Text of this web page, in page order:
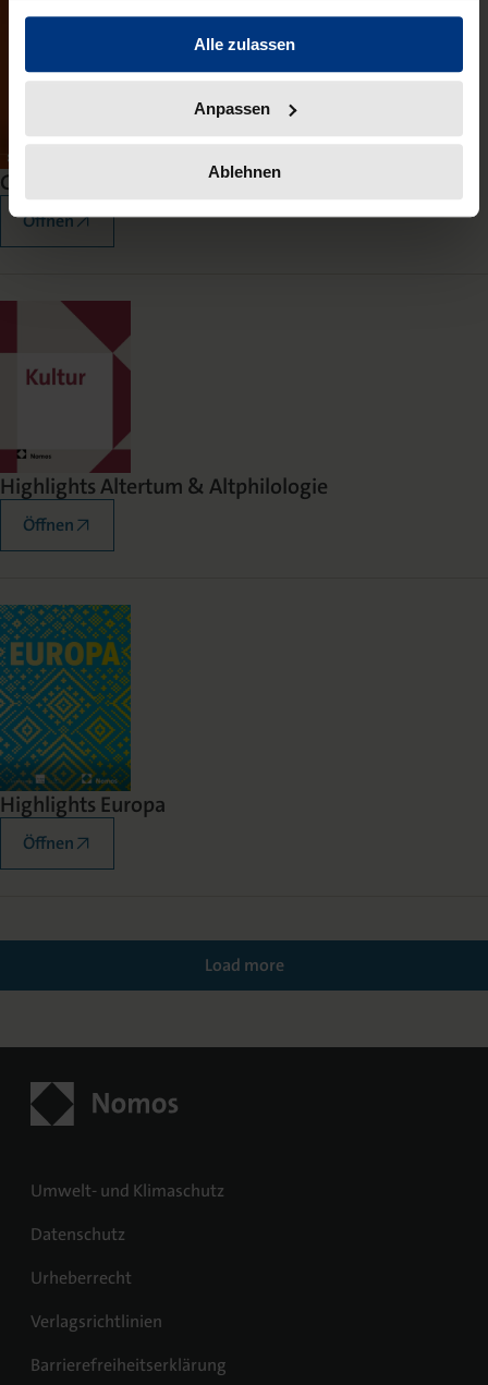
gesammelt haben.
Alle zulassen
Anpassen
Ablehnen
Gesetze für soziale Arbeit
Öffnen
Highlights Altertum & Altphilologie
Öffnen
Highlights Europa
Öffnen
Load more
Umwelt- und Klimaschutz
Datenschutz
Urheberrecht
Verlagsrichtlinien
Barrierefreiheitserklärung